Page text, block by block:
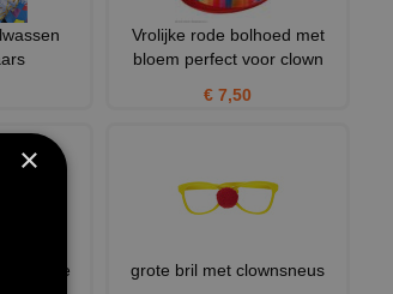
Vrolijke rode bolhoed met
bloem perfect voor clown
€ 7,50
enge
grote bril met clownsneus
×